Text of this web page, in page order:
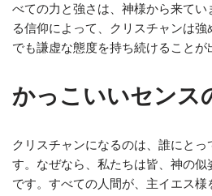
べての力と強さは、神様から来てい
る信仰によって、クリスチャンは
でも謙虚な態度を持ち続けることが
かっこいいセンス
クリスチャンになるのは、誰にと
す。なぜなら、私たちは皆、神の似
です。すべての人間が、主イエス